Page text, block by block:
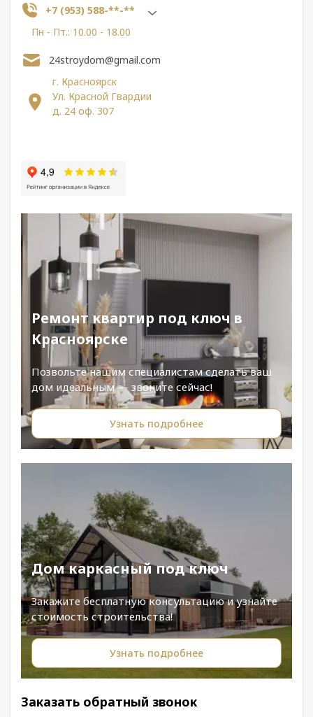
+7 (953) 588-**-**
Пн - Пт.: 10.00 - 18.00
г. Красноярск
Ул. Красной Гвардии
д. 24 оф. 307
24stroydom@gmail.com
Ремонт квартир под ключ в
Красноярске
Позвольте нашим специалистам сделать ваш
дом идеальным — звоните сейчас!
Узнать подробнее
Дом каркасный под ключ
Закажите бесплатную консультацию и узнайте
стоимость строительства!
Узнать подробнее
Заказать обратный звонок